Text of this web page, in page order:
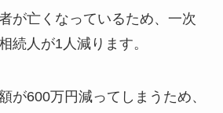
が亡くなっているため、一次
続人が1人減ります。
が600万円減ってしまうため、